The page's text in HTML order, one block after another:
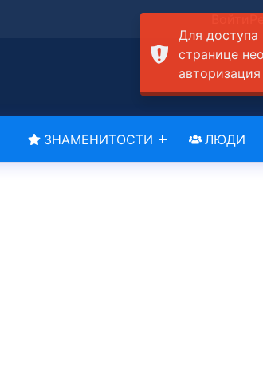
ЗНАМЕНИТОСТИ ЛЮДИ
Для доступа
странице
авторизация